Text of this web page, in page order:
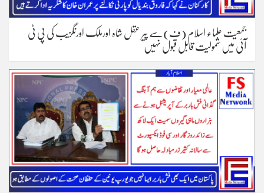
جمعیت علماء اسلام (ف)سے پیر عقل شاہ اورملک اورنگزیب کی پی ٹی
آئی میں شمولیت قابل قبول نہیں